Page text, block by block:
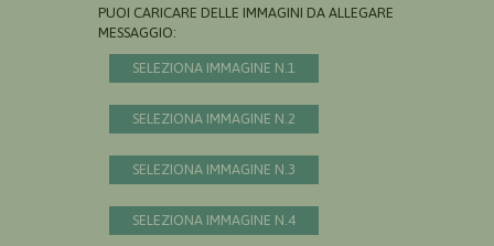
PUOI CARICARE DELLE IMMAGINI DA ALLEGARE AL
MESSAGGIO:
SELEZIONA IMMAGINE N.1
SELEZIONA IMMAGINE N.2
SELEZIONA IMMAGINE N.3
SELEZIONA IMMAGINE N.4